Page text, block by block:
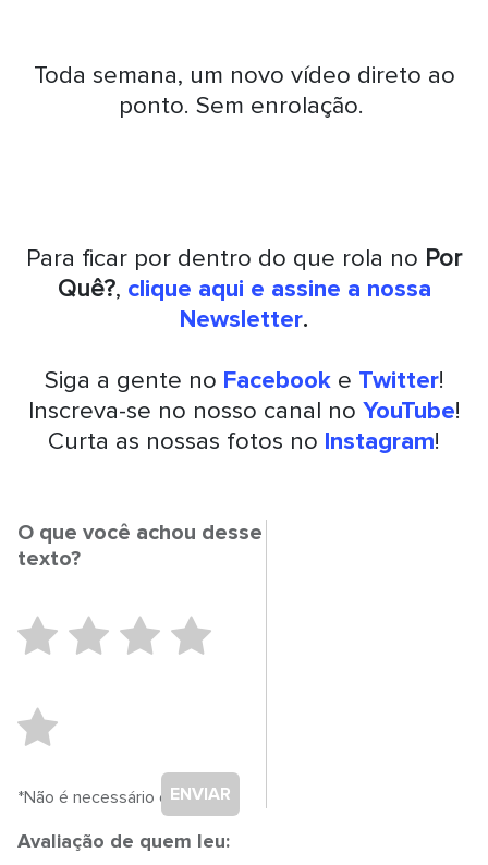
Toda semana, um novo vídeo direto ao
ponto. Sem enrolação.
Para ficar por dentro do que rola no Por
Quê?, clique aqui e assine a nossa
Newsletter.
Siga a gente no Facebooke Twitter!
Inscreva-se no nosso canal no YouTube!
Curta as nossas fotos no Instagram!
O que você achou desse
texto?
ENVIAR
*Não é necessário cadastro.
Avaliação de quem leu: